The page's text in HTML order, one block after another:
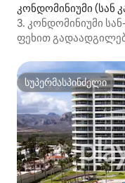
კონდომინიუმი (სან
3. კონდომინიუმი
ფეხით
სუპერმასპინძელი
სუპერმასპინძელი